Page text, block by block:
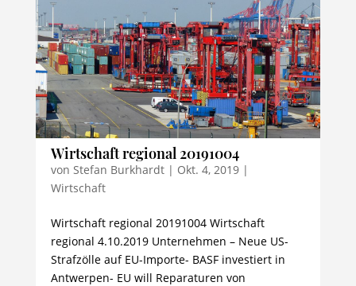
Wirtschaft regional 20191004
von Stefan Burkhardt| Okt. 4, 2019|
Wirtschaft
Wirtschaft regional 20191004 Wirtschaft
regional 4.10.2019 Unternehmen – Neue US-
Strafzölle auf EU-Importe- BASF investiert in
Antwerpen- EU will Reparaturen von